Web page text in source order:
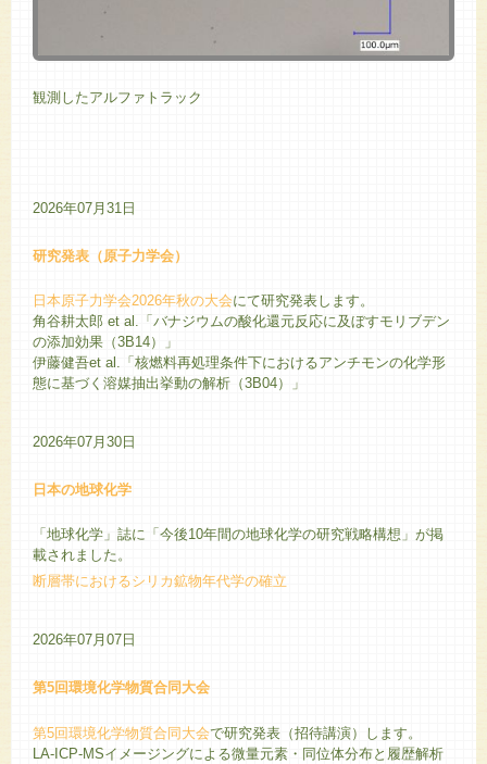
観測したアルファトラック
2026年07月31日
研究発表（原子力学会）
日本原子力学会2026年秋の大会にて研究発表します。
角谷耕太郎 et al.「バナジウムの酸化還元反応に及ぼすモリブデン
の添加効果（3B14）」
伊藤健吾et al.「核燃料再処理条件下におけるアンチモンの化学形
態に基づく溶媒抽出挙動の解析（3B04）」
2026年07月30日
日本の地球化学
「地球化学」誌に「今後10年間の地球化学の研究戦略構想」が掲
載されました。
断層帯におけるシリカ鉱物年代学の確立
2026年07月07日
第5回環境化学物質合同大会
第5回環境化学物質合同大会で研究発表（招待講演）します。
LA-ICP-MSイメージングによる微量元素・同位体分布と履歴解析